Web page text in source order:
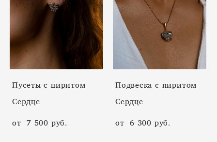
Пусеты с пиритом
Сердце
от 7 500 pуб.
Подвеска с пиритом
Сердце
от 6 300 pуб.